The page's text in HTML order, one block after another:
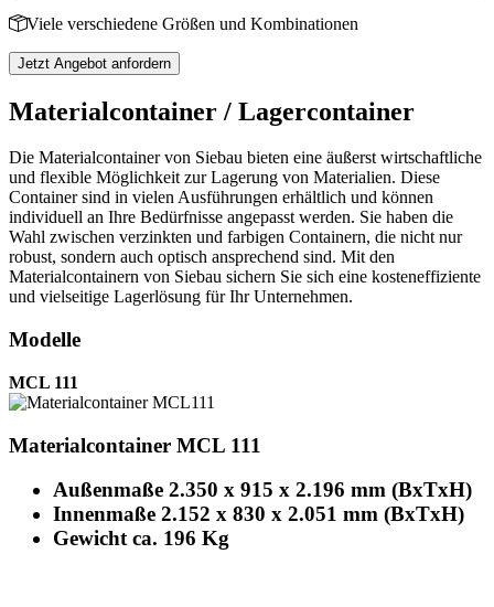
Viele verschiedene Größen und Kombinationen
Jetzt Angebot anfordern
Materialcontainer / Lagercontainer
Die Materialcontainer von Siebau bieten eine äußerst wirtschaftliche
und flexible Möglichkeit zur Lagerung von Materialien. Diese
Container sind in vielen Ausführungen erhältlich und können
individuell an Ihre Bedürfnisse angepasst werden. Sie haben die
Wahl zwischen verzinkten und farbigen Containern, die nicht nur
robust, sondern auch optisch ansprechend sind. Mit den
Materialcontainern von Siebau sichern Sie sich eine kosteneffiziente
und vielseitige Lagerlösung für Ihr Unternehmen.
Modelle
MCL 111
Materialcontainer MCL 111
Außenmaße 2.350 x 915 x 2.196 mm (BxTxH)
Innenmaße 2.152 x 830 x 2.051 mm (BxTxH)
Gewicht ca. 196 Kg